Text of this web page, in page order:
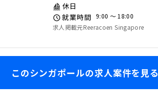
休日
就業時間 9:00 〜 18:00
求人掲載元Reeracoen Singapore
このシンガポールの求人案件を見る